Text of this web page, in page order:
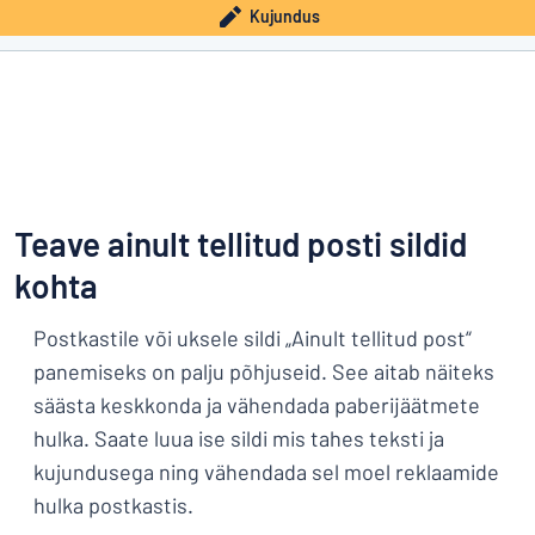
Kujundus
Teave ainult tellitud posti sildid
kohta
Postkastile või uksele sildi „Ainult tellitud post“
panemiseks on palju põhjuseid. See aitab näiteks
säästa keskkonda ja vähendada paberijäätmete
hulka. Saate luua ise sildi mis tahes teksti ja
kujundusega ning vähendada sel moel reklaamide
hulka postkastis.